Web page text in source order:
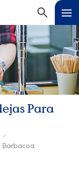
Para
/
Barbacoa